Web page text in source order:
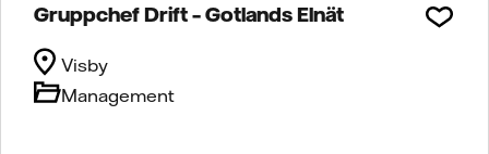
Gruppchef Drift – Gotlands Elnät
Management
Visby